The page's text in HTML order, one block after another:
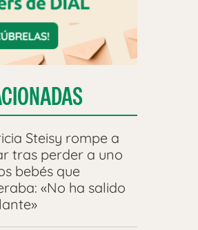
Steisy rompe a
tras perder a uno
bebés que
«No ha salido